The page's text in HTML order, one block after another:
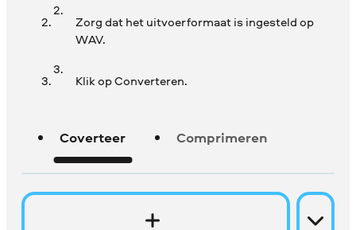
Zorg dat het uitvoerformaat is ingesteld op
WAV.
Klik op Converteren.
Coverteer Comprimeren